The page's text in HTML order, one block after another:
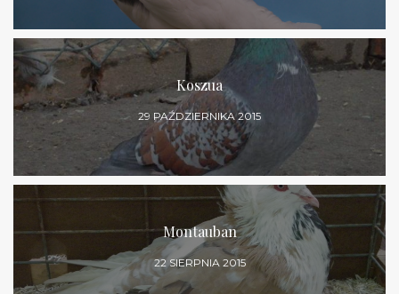
Koszua
29 PAŹDZIERNIKA 2015
Montauban
22 SIERPNIA 2015